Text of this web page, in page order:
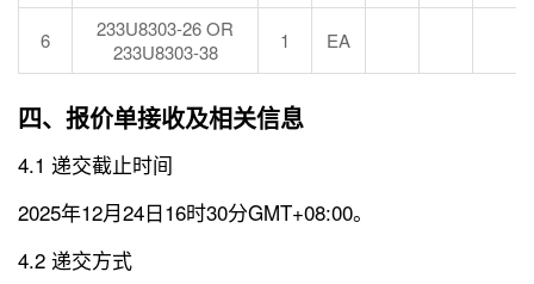
6
233U8303-26 OR
233U8303-38
1 EA
四、报价单接收及相关信息
4.1 递交截止时间
2025年12月24日16时30分GMT+08:00。
4.2 递交方式